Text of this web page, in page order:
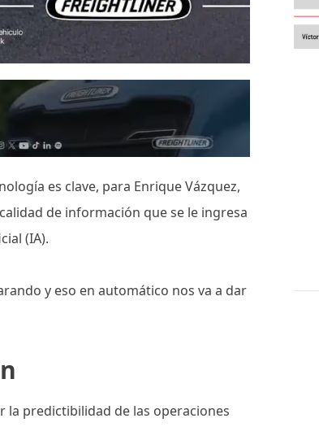
es clave, para Enrique Vázquez,
de información que se le ingresa
(IA).
y eso en automático nos va a dar
la predictibilidad de las operaciones